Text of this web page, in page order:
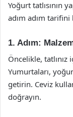
Yoğurt tatlısının
adım adım
1. Adım:
Öncelikle, tatlınız
Yumurtaları,
getirin. Ceviz
doğrayın.